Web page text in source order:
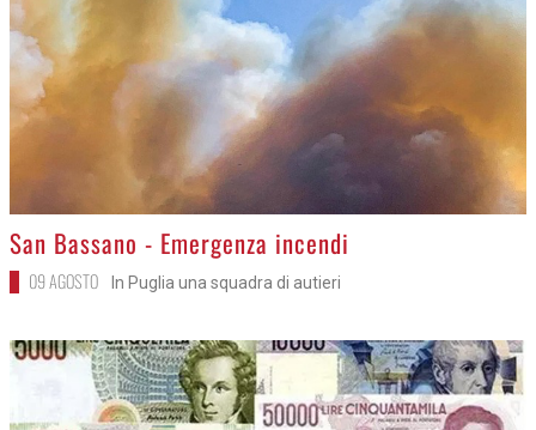
>
San Bassano - Emergenza incendi
09 AGOSTO In Puglia una squadra di autieri